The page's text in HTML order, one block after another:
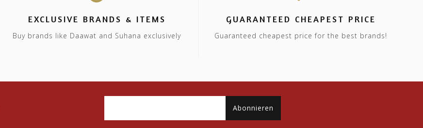
EXCLUSIVE BRANDS & ITEMS
Buy brands like Daawat and Suhana exclusively
GUARANTEED CHEAPEST PRICE
Guaranteed cheapest price for the best brands!
Abonnieren